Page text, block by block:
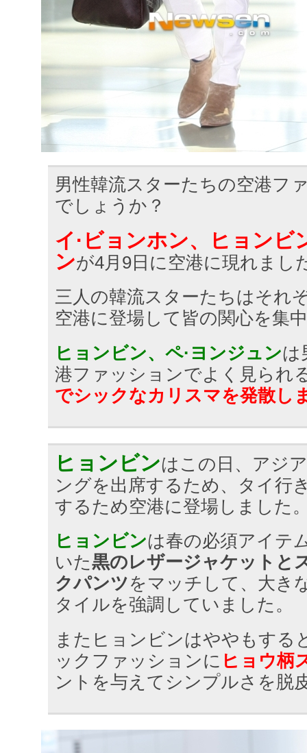
男性韓流スターたちの空港フ
でしょうか？
イ·ビョンホン、ヒョンビ
ンが4月9日に空港に現れまし
三人の韓流スターたちはそれ
空港に登場して皆の関心を集
ヒョンビン、ペ·ヨンジュンは
港ファッションでよく見られ
でシックなカリスマを発散し
ヒョンビンはこの日、アジ
ングを出席するため、タイ行
するため空港に登場しました
ヒョンビンは春の必須アイテ
いた黒のレザージャケットと
クパンツをマッチして、大き
タイルを強調していました。
またヒョンビンはややもする
ックファッションに ヒョウ柄
ントを与えてシンプルさを脱